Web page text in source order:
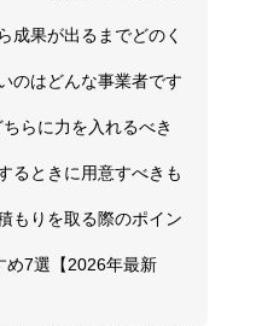
成果が出るまでどのく
のはどんな事業者です
らに力を入れるべき
るときに用意すべきも
もりを取る際のポイン
め7選【2026年最新